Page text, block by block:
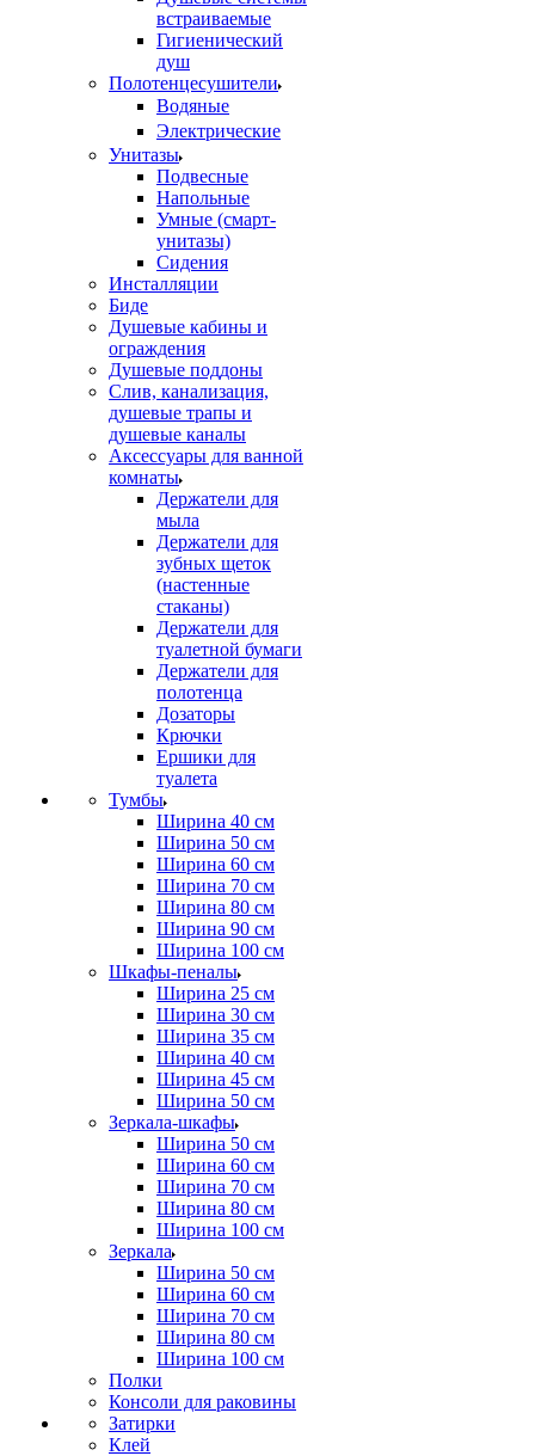
встраиваемые
Гигиенический
душ
Полотенцесушители
ㅤВодяные
ㅤЭлектрические
Унитазы
Подвесные
Напольные
Умные (смарт-
унитазы)
Сидения
Инсталляции
Биде
Душевые кабины и
ограждения
Душевые поддоны
Слив, канализация,
душевые трапы и
душевые каналы
Аксессуары для ванной
комнаты
Держатели для
мыла
Держатели для
зубных щеток
(настенные
стаканы)
Держатели для
туалетной бумаги
Держатели для
полотенца
Дозаторы
Крючки
Ершики для
туалета
Тумбы
Ширина 40 см
Ширина 50 см
Ширина 60 см
Ширина 70 см
Ширина 80 см
Ширина 90 см
Ширина 100 см
Шкафы-пеналы
Ширина 25 см
Ширина 30 см
Ширина 35 см
Ширина 40 см
Ширина 45 см
Ширина 50 см
Зеркала-шкафы
Ширина 50 см
Ширина 60 см
Ширина 70 см
Ширина 80 см
Ширина 100 см
Зеркала
Ширина 50 см
Ширина 60 см
Ширина 70 см
Ширина 80 см
Ширина 100 см
Полки
Консоли для раковины
Затирки
Клей